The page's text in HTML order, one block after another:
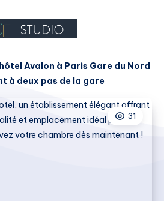
Avalon à Paris Gare du Nord
à deux pas de la gare
31